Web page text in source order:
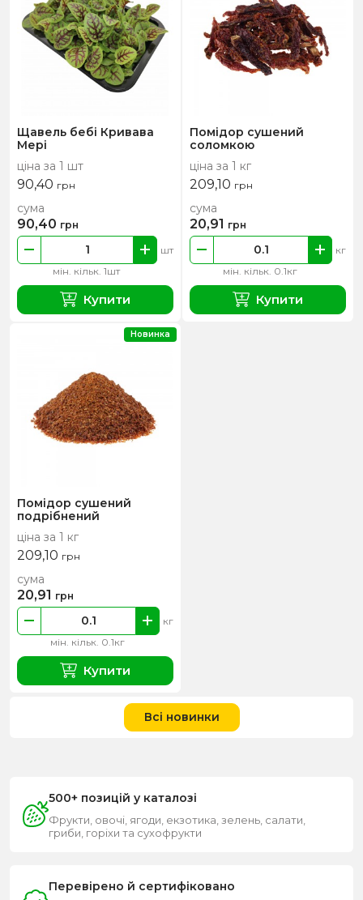
Щавель бебі Кривава
Мері
ціна за 1 шт
90,40 грн
мін. кільк. 1шт
шт
сума
90,40 грн
Купити
Помідор сушений
соломкою
ціна за 1 кг
209,10 грн
мін. кільк. 0.1кг
кг
сума
20,91 грн
Купити
Помідор сушений
подрібнений
ціна за 1 кг
209,10 грн
мін. кільк. 0.1кг
кг
сума
20,91 грн
Купити
Новинка
Всі новинки
500+ позицій у каталозі
Фрукти, овочі, ягоди, екзотика, зелень, салати,
гриби, горіхи та сухофрукти
Перевірено й сертифіковано